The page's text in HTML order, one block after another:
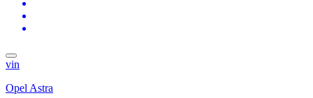
vin
Opel Astra